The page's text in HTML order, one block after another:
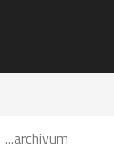
...archivum